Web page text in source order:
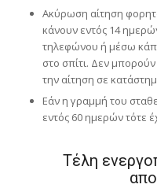
Ακύρωση αίτηση
κάνουν εντός 14
τηλεφώνου ή μέσω
στο σπίτι. Δεν
την αίτηση σε
Εάν η γραμμή του
εντός 60 ημερών τότε
Τέλη